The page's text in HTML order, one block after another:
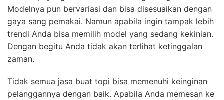
Modelnya pun bervariasi dan bisa disesuaikan dengan
gaya sang pemakai. Namun apabila ingin tampak lebih
trendi Anda bisa memilih model yang sedang kekinian.
Dengan begitu Anda tidak akan terlihat ketinggalan
zaman.
Tidak semua jasa buat topi bisa memenuhi keinginan
pelanggannya dengan baik. Apabila Anda memesan ke